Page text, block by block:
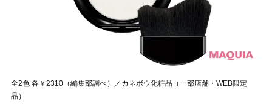
全2色 各￥2310（編集部調べ）／カネボウ化粧品（一部店舗・WEB限定
品）